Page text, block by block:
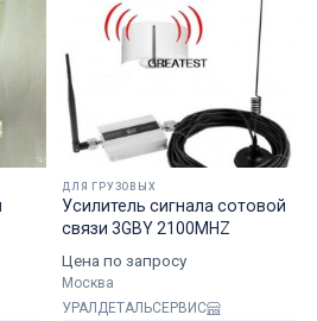
ДЛЯ ГРУЗОВЫХ
Усилитель сигнала сотовой
связи 3GBY 2100MHZ
Цена по запросу
Москва
УРАЛДЕТАЛЬСЕРВИС